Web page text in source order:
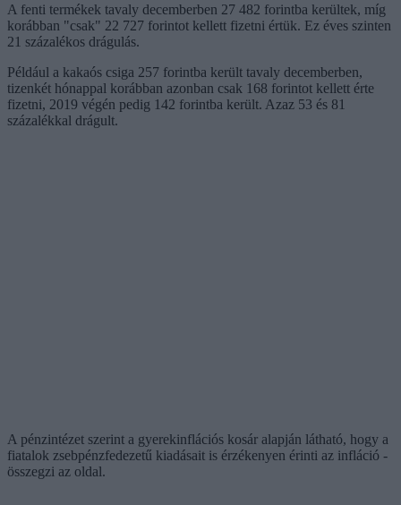
A fenti termékek tavaly decemberben 27 482 forintba kerültek, míg
korábban "csak" 22 727 forintot kellett fizetni értük. Ez éves szinten
21 százalékos drágulás.
Például a kakaós csiga 257 forintba került tavaly decemberben,
tizenkét hónappal korábban azonban csak 168 forintot kellett érte
fizetni, 2019 végén pedig 142 forintba került. Azaz 53 és 81
százalékkal drágult.
A pénzintézet szerint a gyerekinflációs kosár alapján látható, hogy a
fiatalok zsebpénzfedezetű kiadásait is érzékenyen érinti az infláció -
összegzi az oldal.